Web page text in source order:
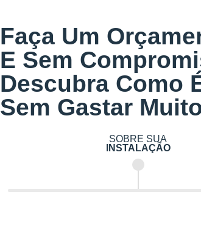
Faça Um
E Sem
Descubra Como
Sem Gastar
SOBRE SUA
INSTALAÇÃO